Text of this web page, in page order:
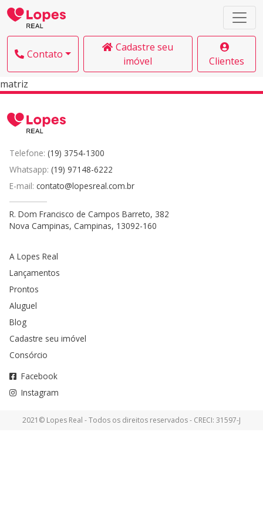
Contato
Cadastre seu
imóvel
Clientes
matriz
Telefone: (19) 3754-1300
Whatsapp: (19) 97148-6222
E-mail: contato@lopesreal.com.br
R. Dom Francisco de Campos Barreto, 382
Nova Campinas, Campinas, 13092-160
A Lopes Real
Lançamentos
Prontos
Aluguel
Blog
Cadastre seu imóvel
Consórcio
Facebook
Instagram
2021© Lopes Real - Todos os direitos reservados - CRECI: 31597-J